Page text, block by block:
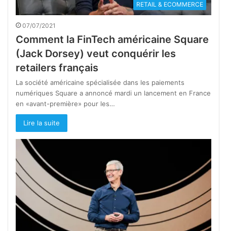
RETAIL & ECOMMERCE
07/07/2021
Comment la FinTech américaine Square
(Jack Dorsey) veut conquérir les
retailers français
La société américaine spécialisée dans les paiements
numériques Square a annoncé mardi un lancement en France
en «avant-première» pour les…
Lire la suite